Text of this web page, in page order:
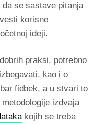
se sastave pitanja
korisne
ideji.
praksi, potrebno
kao i o
fidbek, a u stvari to
izdvaja
kojih se treba